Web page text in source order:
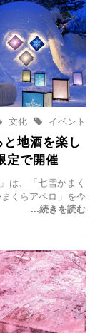
イベント
文化
と地酒を楽し
定で開催
は、「七雪かまく
くらアペロ」を今